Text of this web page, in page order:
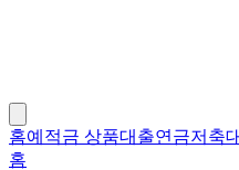
홈예적금 상품대출연금저축
홈